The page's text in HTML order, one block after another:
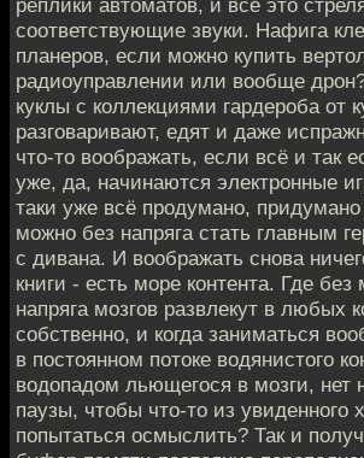
реплики автоматов, и всё это
соответствующие звуки. Нафига
планеров, если можно купить
радиоуправлении или вообще
куклы с коллекциями гардероба от
разговаривают, едят и даже
что-то воображать, если всё и так
уже, да, начинаются электронные
таки уже всё продумано,
можно без напряга стать главным
с дивана. И воображать снова
книги - есть море контента. Где
напряга мозгов развлекут в любых
собственно, и когда заниматься
в постоянном потоке водянистого
водопадом льющегося в мозги,
паузы, чтобы что-то из увиденного
попытаться осмыслить? Так и